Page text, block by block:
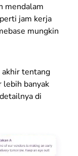
mendalam
jam kerja
mungkin
tentang
lebih banyak
di